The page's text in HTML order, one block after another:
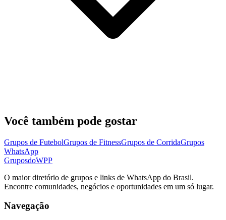
Você também pode gostar
Grupos de FutebolGrupos de FitnessGrupos de CorridaGrupos
WhatsApp
GruposdoWPP
O maior diretório de grupos e links de WhatsApp do Brasil.
Encontre comunidades, negócios e oportunidades em um só lugar.
Navegação